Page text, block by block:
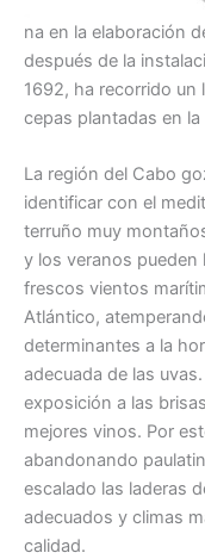
na en la elaboración
después de la
1692, ha recorrido un
cepas plantadas en
La región del Cabo
identificar con el
terruño muy
y los veranos pueden
frescos vientos
Atlántico,
determinantes a la
adecuada de las
exposición a las
mejores vinos. Por
abandonando
escalado las laderas
adecuados y climas
calidad.